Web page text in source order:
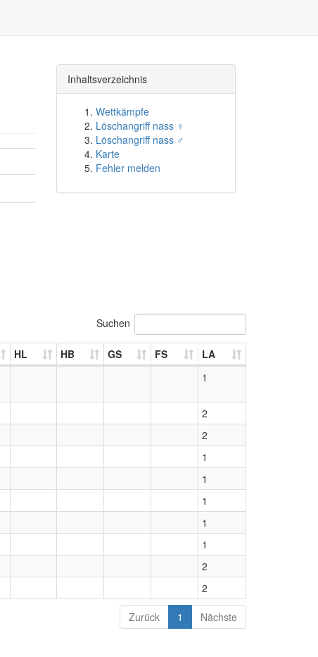
Inhaltsverzeichnis
Wettkämpfe
Löschangriff nass ♀
Löschangriff nass ♂
Karte
Fehler melden
Suchen
HL HB GS FS
LA
1
2
2
1
1
1
1
1
2
2
Zurück 1 Nächste